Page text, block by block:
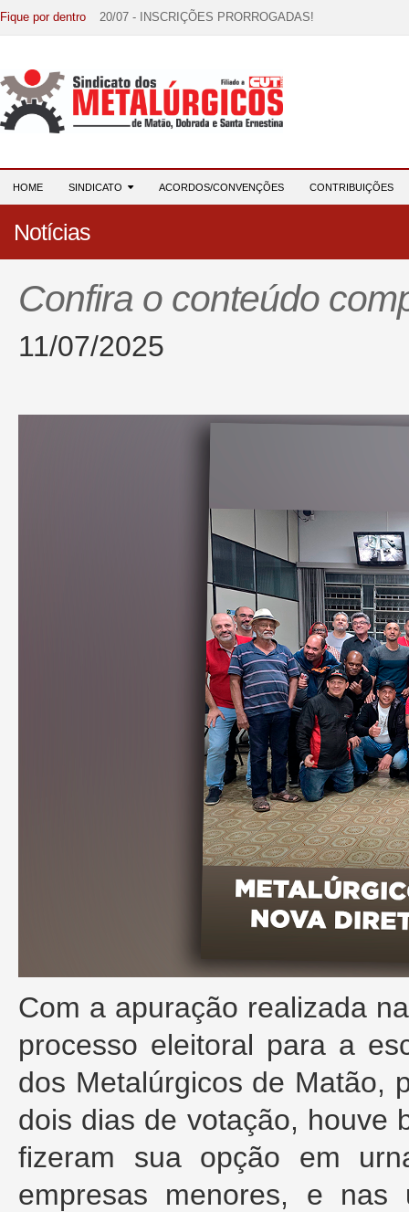
Fique por dentro 20/07 - INSCRIÇÕES PRORROGADAS!
07/07 - Increva-se! Link na descrição!
03/08 - DATA-BASE 2026: HORA DE UNIÃO E
HOME SINDICATO ACORDOS/CONVENÇÕES CONTRIBUIÇÕES
Notícias
Confira o conteúdo
11/07/2025
Com a apuração realizada
processo eleitoral para a
dos Metalúrgicos de Matão,
dois dias de votação, houve
fizeram sua opção em
empresas menores, e